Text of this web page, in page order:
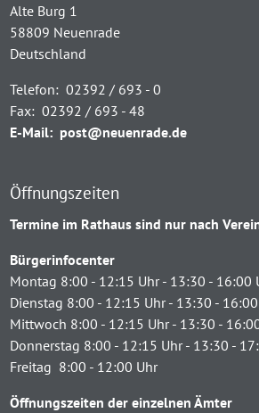
Alte Burg 1
58809 Neuenrade
Deutschland
Telefon: 02392 / 693 - 0
Fax: 02392 / 693 - 48
E-Mail: post@neuenrade.de
Öffnungszeiten
Termine im Rathaus sind nur nach
Bürgerinfocenter
Montag 8:00 - 12:15 Uhr - 13:30 - 16:00
Dienstag 8:00 - 12:15 Uhr - 13:30 -
Mittwoch 8:00 - 12:15 Uhr - 13:30 -
Donnerstag 8:00 - 12:15 Uhr - 13:30 -
Freitag 8:00 - 12:00 Uhr
Öffnungszeiten der einzelnen Ämter